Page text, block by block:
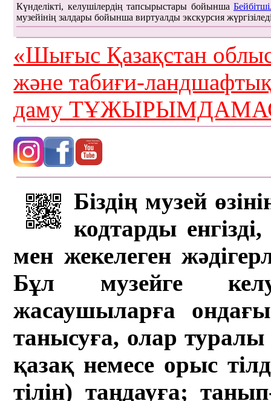
Күнделікті, келушілердің тапсырыстары бойынша
музейінің залдары бойынша виртуалды экскурсия
«Шығыс Қазақстан
және табиғи-
даму
Біздің музей
кодтарды
мен жекелеген
Бұл музейге
жасаушыларға
танысуға, олар туралы
қазақ немесе орыс
тілін) таңдауға;